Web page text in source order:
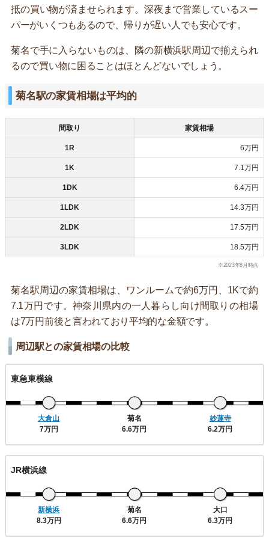
抵の買い物が済ませられます。深夜まで営業しているスー
パーがいくつもあるので、帰りが遅い人でも安心です。
菊名で手に入らないものは、隣の新横浜駅周辺で揃えられ
るので買い物に困ることはほとんどないでしょう。
菊名駅の家賃相場は平均的
間取り 家賃相場
1R 6万円
1K 7.1万円
1DK 6.4万円
1LDK 14.3万円
2LDK 17.5万円
3LDK 18.5万円
※2023年8月時点
菊名駅周辺の家賃相場は、ワンルームで約6万円、1Kで約
7.1万円です。神奈川県内の一人暮らし向け間取りの相場
は7万円前後と言われており平均的な金額です。
周辺駅との家賃相場の比較
東急東横線
大倉山
7万円
菊名
6.6万円
妙蓮寺
6.2万円
JR横浜線
新横浜
8.3万円
菊名
6.6万円
大口
6.3万円